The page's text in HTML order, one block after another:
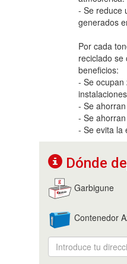
- Se reduce
generados
Por cada
reciclado se
beneficios:
- Se ocupan
- Se
- Se
- Se evita la
Dónde
Garbigune
Contenedor